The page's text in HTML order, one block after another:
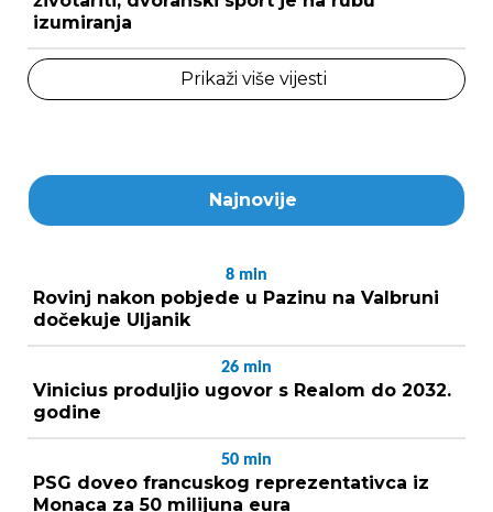
izumiranja
Prikaži više vijesti
Najnovije
8 min
Rovinj nakon pobjede u Pazinu na Valbruni
dočekuje Uljanik
26 min
Vinicius produljio ugovor s Realom do 2032.
godine
50 min
PSG doveo francuskog reprezentativca iz
Monaca za 50 milijuna eura